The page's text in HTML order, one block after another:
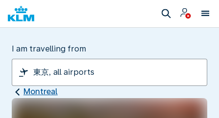
I am travelling from
Montreal